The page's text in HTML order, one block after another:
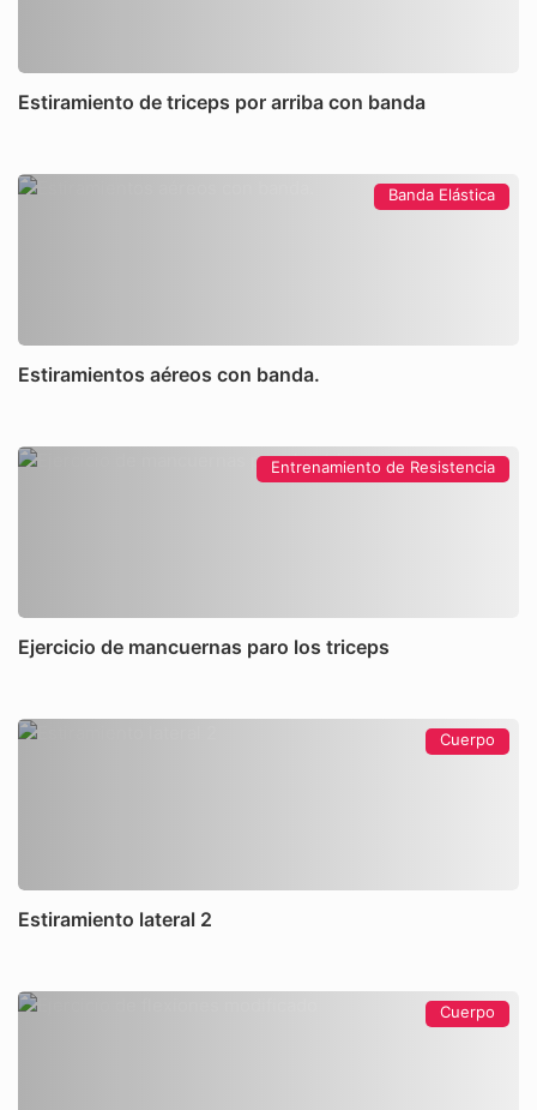
Estiramiento de triceps por arriba con banda
Banda Elástica
Estiramientos aéreos con banda.
Entrenamiento de Resistencia
Ejercicio de mancuernas paro los triceps
Cuerpo
Estiramiento lateral 2
Cuerpo